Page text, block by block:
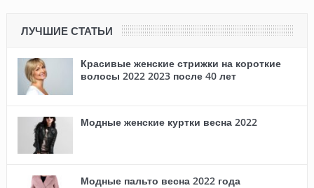
ЛУЧШИЕ СТАТЬИ
Красивые женские стрижки на короткие
волосы 2022 2023 после 40 лет
Модные женские куртки весна 2022
Модные пальто весна 2022 года